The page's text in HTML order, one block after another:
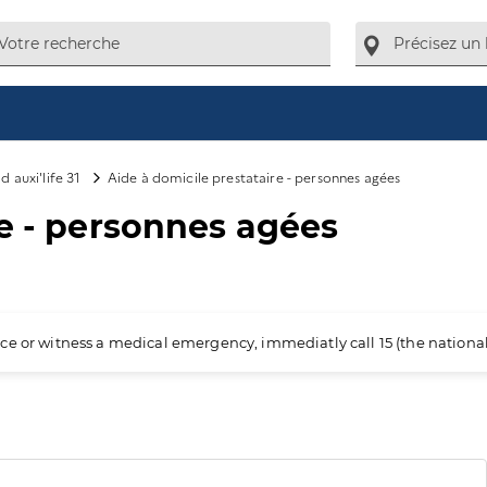
auxi'life 31 Aide à domicile prestataire - personnes agées
- personnes agées
or witness a medical emergency, immediatly call 15 (the